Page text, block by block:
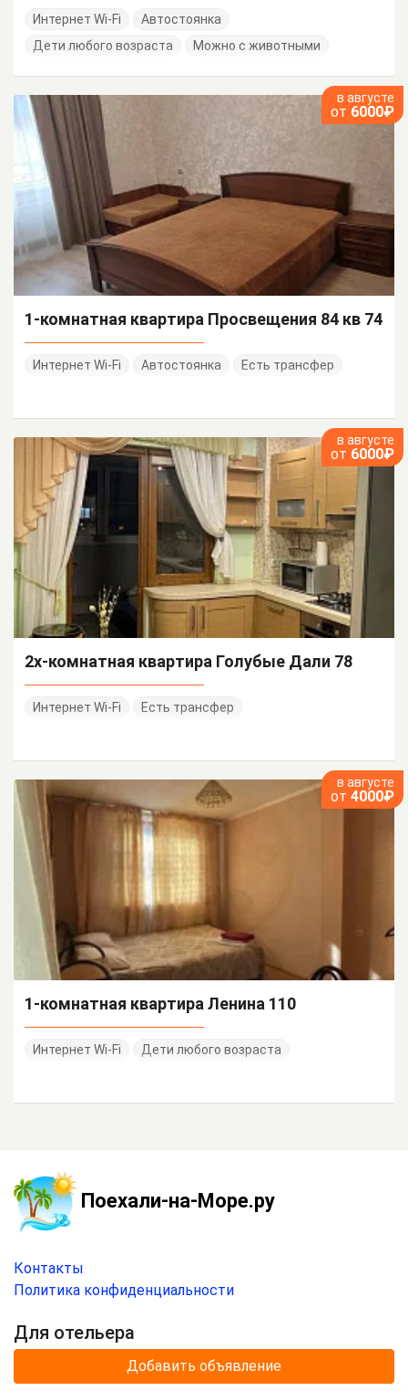
Интернет Wi-Fi
Автостоянка
Дети любого возраста
Можно с животными
в августе
от 6000₽
1-комнатная квартира Просвещения 84 кв 74
Интернет Wi-Fi Автостоянка Есть трансфер
в августе
от 6000₽
2х-комнатная квартира Голубые Дали 78
Интернет Wi-Fi Есть трансфер
в августе
от 4000₽
1-комнатная квартира Ленина 110
Интернет Wi-Fi Дети любого возраста
Поехали-на-Море.ру
Контакты
Политика конфиденциальности
Для отельера
Добавить объявление